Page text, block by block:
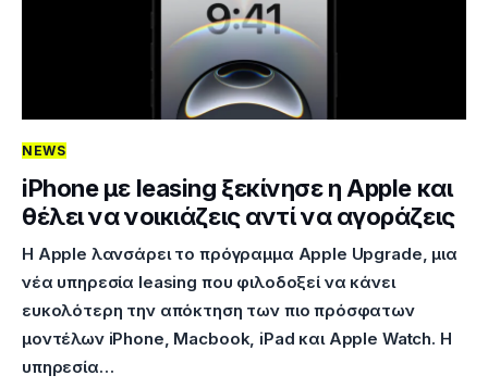
NEWS
iPhone με leasing ξεκίνησε η Apple και
θέλει να νοικιάζεις αντί να αγοράζεις
Η Apple λανσάρει το πρόγραμμα Apple Upgrade, μια
νέα υπηρεσία leasing που φιλοδοξεί να κάνει
ευκολότερη την απόκτηση των πιο πρόσφατων
μοντέλων iPhone, Macbook, iPad και Apple Watch. Η
υπηρεσία…